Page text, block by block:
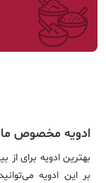
ادویه مخصوص
بهترین ادویه برای
بر این ادویه